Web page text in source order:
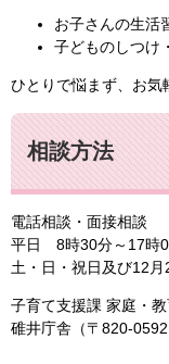
お子さんの生活
子どものしつけ
ひとりで悩まず、お気
相談方法
電話相談・面接相談
平日 8時30分～17時
土・日・祝日及び12月
子育て支援課 家庭・
碓井庁舎（〒820-